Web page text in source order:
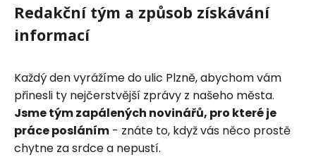
Redakční tým a způsob získávání
informací
Každý den vyrážíme do ulic Plzně, abychom vám
přinesli ty nejčerstvější zprávy z našeho města.
Jsme tým zapálených novinářů, pro které je
práce posláním - znáte to, když vás něco prostě
chytne za srdce a nepustí.